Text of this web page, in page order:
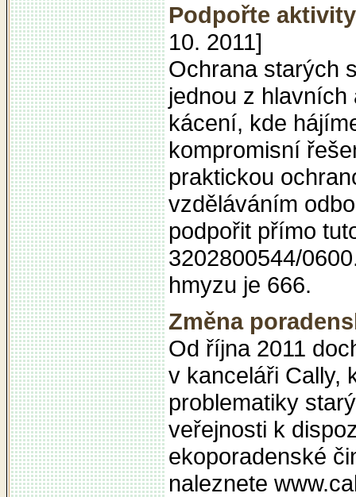
Podpořte
10. 2011]
Ochrana starých
jednou z
kácení, kde
kompromisní
praktickou
vzděláváním
podpořit přímo
3202800544/
hmyzu je 666.
Změna
Od října 2011
v kanceláři Cally,
problematiky
veřejnosti k
ekoporadenské
naleznete